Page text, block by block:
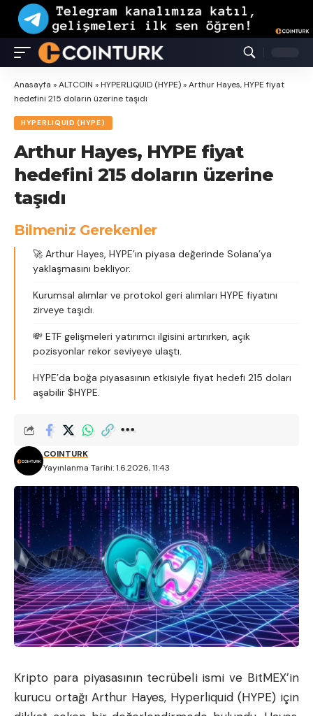
Anasayfa »ALTCOIN »HYPERLIQUID (HYPE)»Arthur Hayes, HYPE fiyat
hedefini 215 doların üzerine taşıdı
HYPERLIQUID (HYPE)
Arthur Hayes, HYPE fiyat
hedefini 215 doların üzerine
taşıdı
Bilmeniz Gerekenler
🚀 Arthur Hayes, HYPE’ın piyasa değerinde Solana’ya
yaklaşmasını bekliyor.
Kurumsal alımlar ve protokol geri alımları HYPE fiyatını
zirveye taşıdı.
💸 ETF gelişmeleri yatırımcı ilgisini artırırken, açık
pozisyonlar rekor seviyeye ulaştı.
HYPE’da boğa piyasasının etkisiyle fiyat hedefi 215 doları
aşabilir $HYPE.
Yayınlanma Tarihi: 1.6.2026, 11:43
COINTURK
Kripto para piyasasının tecrübeli ismi ve BitMEX’in
kurucu ortağı Arthur Hayes, Hyperliquid (HYPE) için